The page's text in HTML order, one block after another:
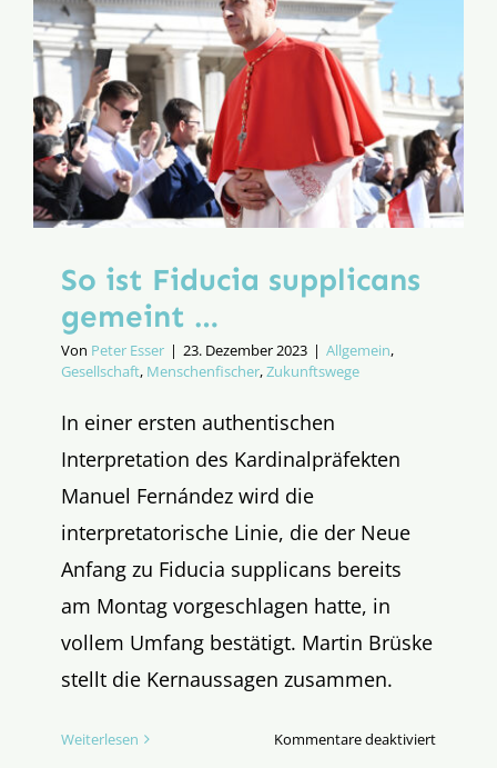
So ist Fiducia supplicans
gemeint …
Von Peter Esser | 23. Dezember 2023 | Allgemein,
Gesellschaft, Menschenfischer,Zukunftswege
In einer ersten authentischen
Interpretation des Kardinalpräfekten
Manuel Fernández wird die
interpretatorische Linie, die der Neue
Anfang zu Fiducia supplicans bereits
am Montag vorgeschlagen hatte, in
vollem Umfang bestätigt. Martin Brüske
stellt die Kernaussagen zusammen.
Weiterlesen Kommentare deaktiviertfür